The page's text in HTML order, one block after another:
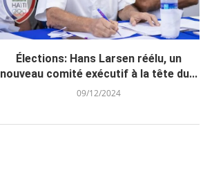
Élections: Hans Larsen réélu, un
nouveau comité exécutif à la tête du...
09/12/2024